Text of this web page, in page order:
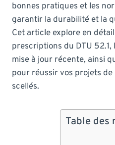
bonnes pratiques et les
garantir la durabilité et la
Cet article explore en
prescriptions du DTU 52.1,
mise à jour récente, ainsi
pour réussir vos projets
scellés.
Table des